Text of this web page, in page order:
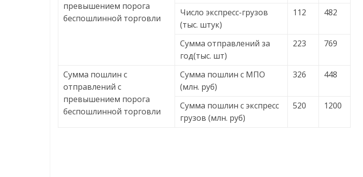
превышением порога
беспошлинной торговли
Число экспресс-грузов
(тыс. штук)
112 482
Сумма отправлений за
год(тыс. шт)
223 769
Сумма пошлин с
отправлений с
превышением порога
беспошлинной торговли
Сумма пошлин с МПО
(млн. руб)
326 448
Сумма пошлин с экспресс
грузов (млн. руб)
520 1200